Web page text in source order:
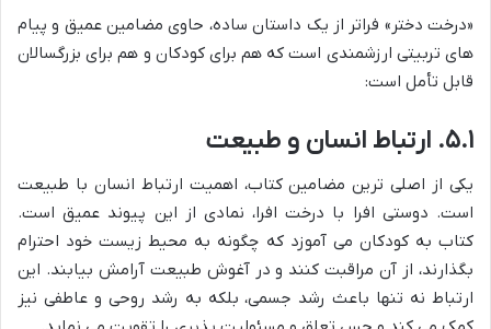
«درخت دختر» فراتر از یک داستان ساده، حاوی مضامین عمیق و پیام
های تربیتی ارزشمندی است که هم برای کودکان و هم برای بزرگسالان
قابل تأمل است:
۵.۱. ارتباط انسان و طبیعت
یکی از اصلی ترین مضامین کتاب، اهمیت ارتباط انسان با طبیعت
است. دوستی افرا با درخت افرا، نمادی از این پیوند عمیق است.
کتاب به کودکان می آموزد که چگونه به محیط زیست خود احترام
بگذارند، از آن مراقبت کنند و در آغوش طبیعت آرامش بیابند. این
ارتباط نه تنها باعث رشد جسمی، بلکه به رشد روحی و عاطفی نیز